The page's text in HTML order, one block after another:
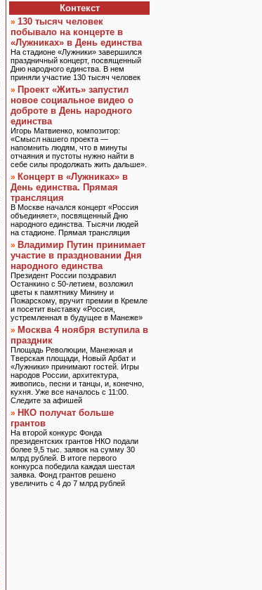
Контекст
» 130 тысяч человек
побывало на концерте в
«Лужниках» в День единства
На стадионе «Лужники» завершился
праздничный концерт, посвященный
Дню народного единства. В нем
приняли участие 130 тысяч человек
» Проект «Жить» запустил
новое социальное видео о
доброте в День народного
единства
Игорь Матвиенко, композитор:
«Смысл нашего проекта —
напомнить людям, что в минуты
отчаяния и пустоты нужно найти в
себе силы продолжать жить дальше».
» Концерт в «Лужниках» в
День единства. Прямая
трансляция
В Москве начался концерт «Россия
объединяет», посвященный Дню
народного единства. Тысячи людей
на стадионе. Прямая трансляция
» Владимир Путин принимает
участие в праздновании Дня
народного единства
Президент России поздравил
Останкино с 50-летием, возложил
цветы к памятнику Минину и
Пожарскому, вручит премии в Кремле
и посетит выставку «Россия,
устремленная в будущее в Манеже»
» Москва 4 ноября вступила в
праздник
Площадь Революции, Манежная и
Тверская площади, Новый Арбат и
«Лужники» принимают гостей. Игры
народов России, архитектура,
живопись, песни и танцы, и, конечно,
кухня. Уже все началось с 11:00.
Следите за афишей
» НКО получат больше
грантов
На второй конкурс Фонда
президентских грантов НКО подали
более 9,5 тыс. заявок на сумму 30
млрд рублей. В итоге первого
конкурса победила каждая шестая
заявка. Фонд грантов решено
увеличить с 4 до 7 млрд рублей